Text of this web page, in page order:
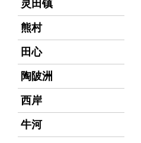
灵田镇
熊村
田心
陶陂洲
西岸
牛河